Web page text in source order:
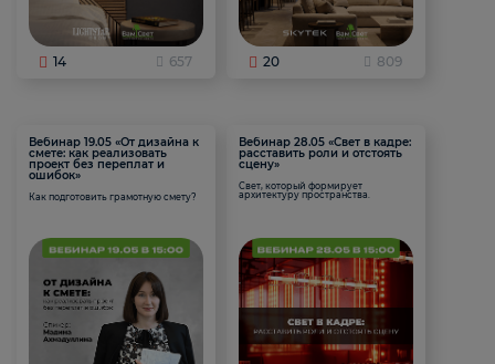
14 657 20 809
Вебинар 19.05 «От дизайна к
смете: как реализовать
проект без переплат и
ошибок»
Как подготовить грамотную смету?
Вебинар 28.05 «Свет в кадре:
расставить роли и отстоять
сцену»
Свет, который формирует
архитектуру пространства.